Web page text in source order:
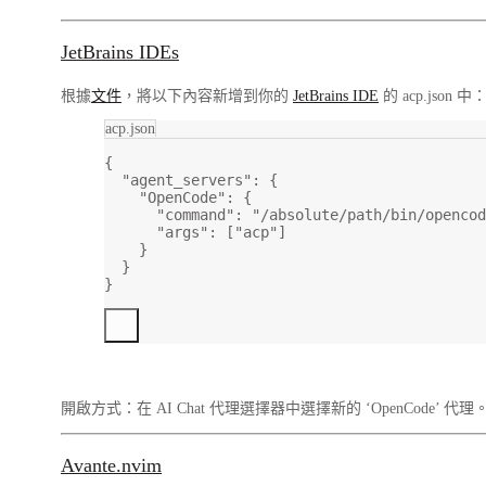
JetBrains IDEs
根據文件 ，將以下內容新增到你的 JetBrains IDE 的 acp.json 中：
acp.json
{
"agent_servers" : {
"OpenCode" : {
"command" : "/absolute/path/bin/
"args" : [ "acp" ]
}
}
}
開啟方式：在 AI Chat 代理選擇器中選擇新的 ‘OpenCode’ 代理。
Avante.nvim